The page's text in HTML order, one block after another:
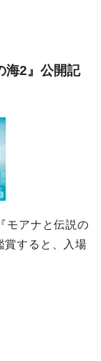
海2』公開記
モアナと伝説の
賞すると、入場